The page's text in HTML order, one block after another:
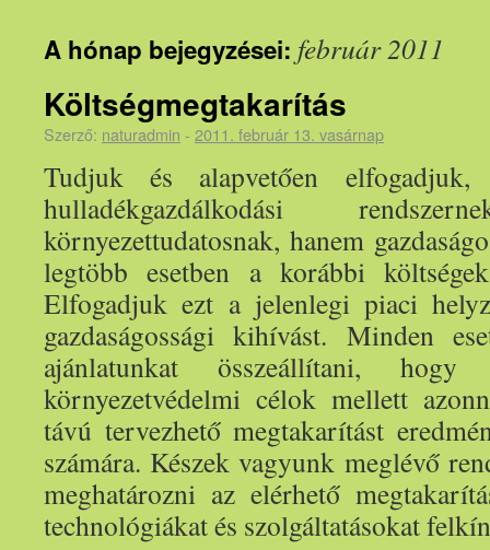
A hónap bejegyzései: február 2011
Költségmegtakarítás
Szerző: naturadmin - 2011. február 13. vasárnap
Tudjuk és alapvetően
hulladékgazdálkodási
környezettudatosnak, hanem
legtöbb esetben a korábbi
Elfogadjuk ezt a jelenlegi piaci
gazdaságossági kihívást. Minden
ajánlatunkat összeállítani,
környezetvédelmi célok mellett
távú tervezhető megtakarítást
számára. Készek vagyunk meglévő
meghatározni az elérhető
technológiákat és szolgáltatásokat